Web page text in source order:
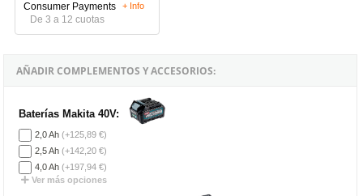
De 3 a 12 cuotas
+ Info
AÑADIR COMPLEMENTOS Y ACCESORIOS:
Baterías Makita 40V:
2,0 Ah (+125,89 €)
2,5 Ah (+142,20 €)
4,0 Ah (+197,94 €)
Ver más opciones